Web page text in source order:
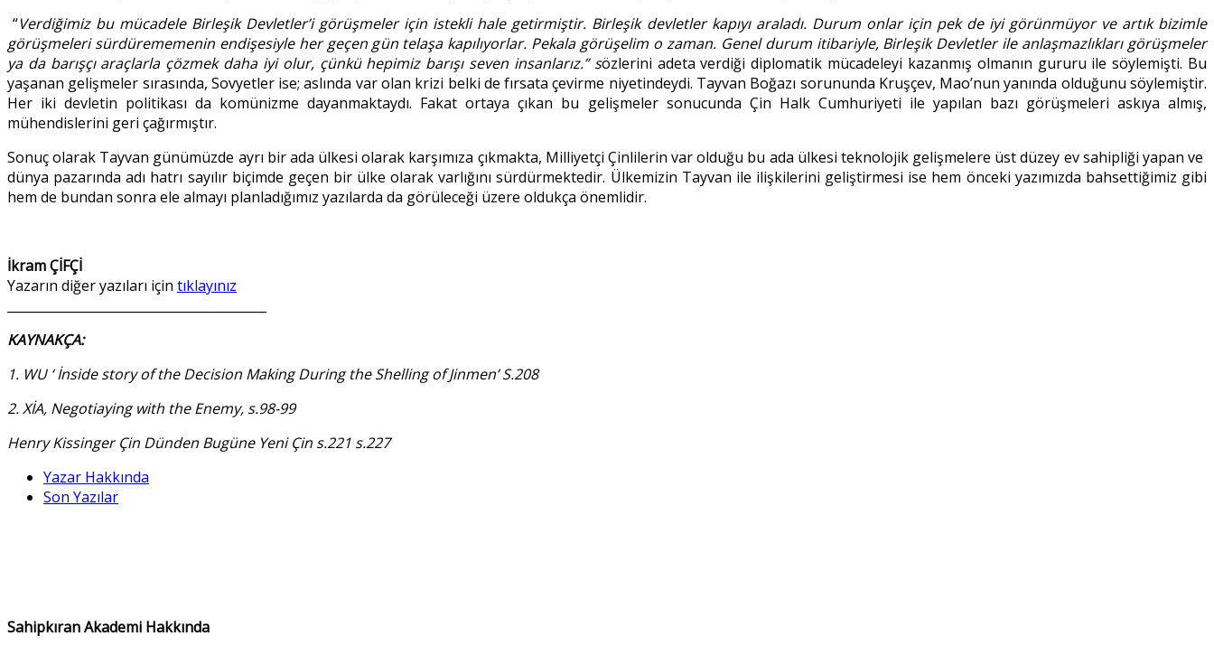
“Verdiğimiz bu mücadele Birleşik Devletler’i görüşmeler için istekli hale getirmiştir. Birleşik devletler kapıyı araladı. Durum onlar için pek de iyi görünmüyor ve artık bizimle
görüşmeleri sürdürememenin endişesiyle her geçen gün telaşa kapılıyorlar. Pekala görüşelim o zaman. Genel durum itibariyle, Birleşik Devletler ile anlaşmazlıkları görüşmeler
ya da barışçı araçlarla çözmek daha iyi olur, çünkü hepimiz barışı seven insanlarız.” sözlerini adeta verdiği diplomatik mücadeleyi kazanmış olmanın gururu ile söylemişti. Bu
yaşanan gelişmeler sırasında, Sovyetler ise; aslında var olan krizi belki de fırsata çevirme niyetindeydi. Tayvan Boğazı sorununda Kruşçev, Mao’nun yanında olduğunu söylemiştir.
Her iki devletin politikası da komünizme dayanmaktaydı. Fakat ortaya çıkan bu gelişmeler sonucunda Çin Halk Cumhuriyeti ile yapılan bazı görüşmeleri askıya almış,
mühendislerini geri çağırmıştır.
Sonuç olarak Tayvan günümüzde ayrı bir ada ülkesi olarak karşımıza çıkmakta, Milliyetçi Çinlilerin var olduğu bu ada ülkesi teknolojik gelişmelere üst düzey ev sahipliği yapan ve
dünya pazarında adı hatrı sayılır biçimde geçen bir ülke olarak varlığını sürdürmektedir. Ülkemizin Tayvan ile ilişkilerini geliştirmesi ise hem önceki yazımızda bahsettiğimiz gibi
hem de bundan sonra ele almayı planladığımız yazılarda da görüleceği üzere oldukça önemlidir.
İkram ÇİFÇİ
Yazarın diğer yazıları için tıklayınız
KAYNAKÇA:
1. WU ‘ İnside story of the Decision Making During the Shelling of Jinmen’ S.208
2. XİA, Negotiaying with the Enemy, s.98-99
Henry Kissinger Çin Dünden Bugüne Yeni Çin s.221 s.227
Yazar Hakkında
Son Yazılar
Sahipkıran Akademi Hakkında